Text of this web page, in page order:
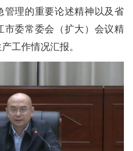
管理的重要论述精神以及省
市委常委会（扩大）会议精
工作情况汇报。